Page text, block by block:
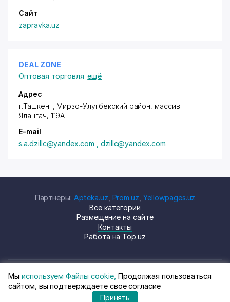
Сайт
zapravka.uz
DEAL ZONE
Оптовая торговля ещё
Адрес
г.Ташкент, Мирзо-Улугбекский район, массив
Ялангач, 119А
E-mail
s.a.dzillc@yandex.com , dzillc@yandex.com
Партнеры: Apteka.uz Prom.uz ,Yellowpages.uz
Все категории
Размещение на сайте
Контакты
Работа на Top.uz
© Top.uz, 2024 Каталог компаний
Узбекистана
Политика
конфиденциальности
Мы используем Файлы cookie, Продолжая пользоваться
сайтом, вы подтверждаете свое согласие
Принять